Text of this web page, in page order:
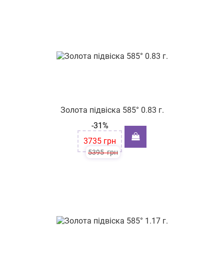
вул. Вітрука, буд. 45
Золота підвіска 585° 0.83 г.
5395грн
-31%
3735 грн